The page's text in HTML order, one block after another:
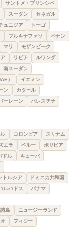
サントメ・プリンシペ
スーダン
セネガル
ュニジア
トーゴ
ブルキナファソ
ベナン
マリ
モザンビーク
リビア
ルワンダ
南スーダン
）
イエメン
ン
カタール
ーレーン
パレスチナ
コロンビア
スリナム
エラ ペルー ボリビア
ドル
キューバ
トルシア
ドミニカ共和国
ルバドス
パナマ
島
ニュージーランド
フィジー